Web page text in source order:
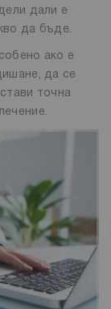
дали е
да бъде.
ако е
да се
точна